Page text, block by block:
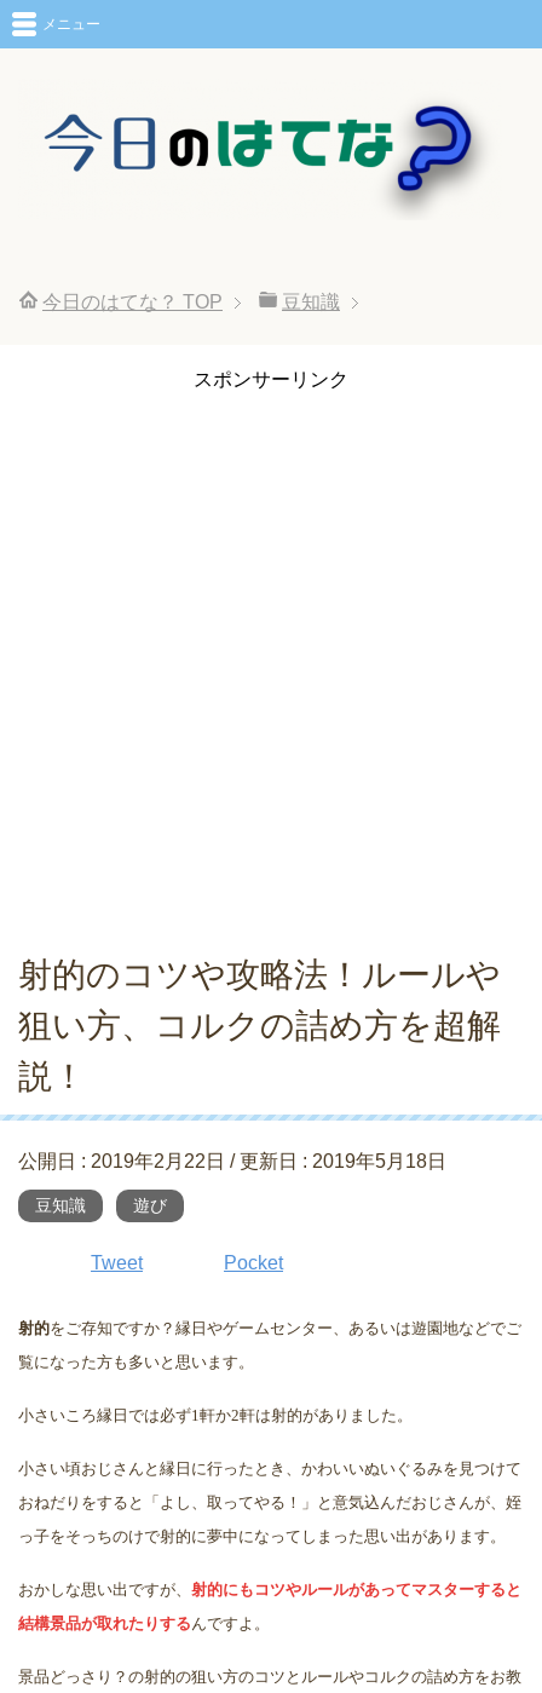
メニュー
今日のはてな？ TOP 豆知識
スポンサーリンク
射的のコツや攻略法！ルールや
狙い方、コルクの詰め方を超解
説！
公開日 : 2019年2月22日 / 更新日 : 2019年5月18日
豆知識 遊び
Tweet Pocket
射的をご存知ですか？縁日やゲームセンター、あるいは遊園地などでご
覧になった方も多いと思います。
小さいころ縁日では必ず1軒か2軒は射的がありました。
小さい頃おじさんと縁日に行ったとき、かわいいぬいぐるみを見つけて
おねだりをすると「よし、取ってやる！」と意気込んだおじさんが、姪
っ子をそっちのけで射的に夢中になってしまった思い出があります。
おかしな思い出ですが、 射的にもコツやルールがあってマスターすると
結構景品が取れたりするんですよ。
景品どっさり？の射的の狙い方のコツとルールやコルクの詰め方をお教